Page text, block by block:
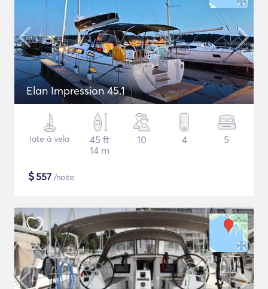
Elan Impression 45.1
Iate à vela
45 ft
14 m
10 4 5
$557 /noite